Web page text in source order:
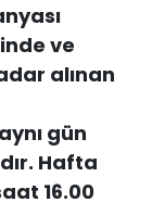
ve
alınan
gün
Hafta
16.00